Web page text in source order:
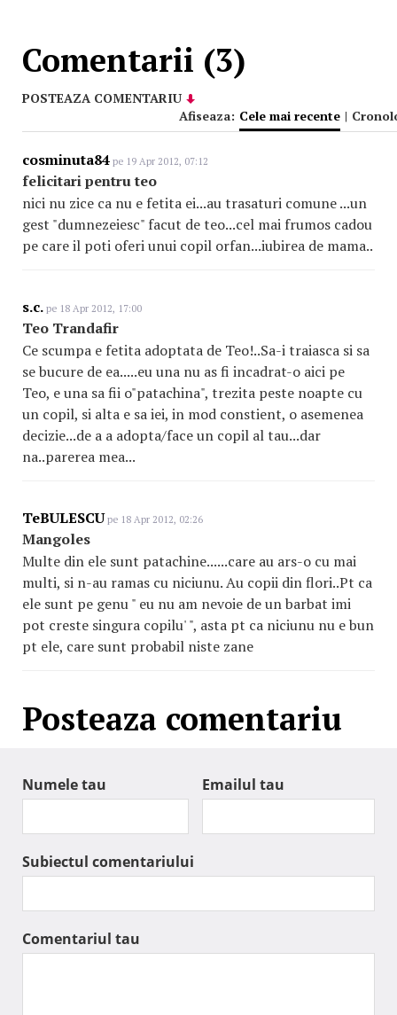
Comentarii (3)
POSTEAZA COMENTARIU
Afiseaza: Cele mai recente |
cosminuta84 pe 19 Apr 2012, 07:12
felicitari pentru teo
nici nu zice ca nu e fetita ei...au trasaturi comune ...un
gest "dumnezeiesc" facut de teo...cel mai frumos cadou
pe care il poti oferi unui copil orfan...iubirea de mama..
s.c. pe 18 Apr 2012, 17:00
Teo Trandafir
Ce scumpa e fetita adoptata de Teo!..Sa-i traiasca si sa
se bucure de ea.....eu una nu as fi incadrat-o aici pe
Teo, e una sa fii o"patachina", trezita peste noapte cu
un copil, si alta e sa iei, in mod constient, o asemenea
decizie...de a a adopta/face un copil al tau...dar
na..parerea mea...
TeBULESCU pe 18 Apr 2012, 02:26
Mangoles
Multe din ele sunt patachine......care au ars-o cu mai
multi, si n-au ramas cu niciunu. Au copii din flori..Pt ca
ele sunt pe genu " eu nu am nevoie de un barbat imi
pot creste singura copilu' ", asta pt ca niciunu nu e bun
pt ele, care sunt probabil niste zane
Posteaza comentariu
Numele tau Emailul tau
Subiectul comentariului
Comentariul tau